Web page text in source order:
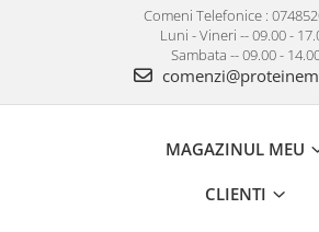
Comeni Telefonice :
Luni - Vineri -- 09.00 -
Sambata -- 09.00 -
MAGAZINUL MEU
CLIENTI